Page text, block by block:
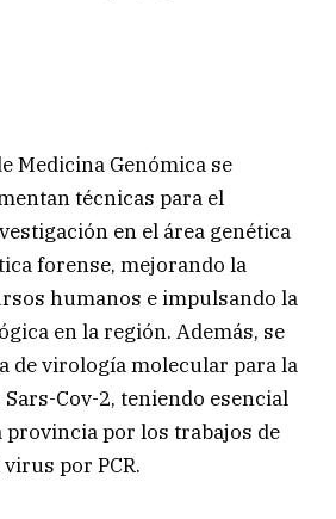
Medicina Genómica se
técnicas para el
en el área genética
forense, mejorando la
humanos e impulsando la
en la región. Además, se
de virología molecular para la
Cov-2, teniendo esencial
por los trabajos de
por PCR.